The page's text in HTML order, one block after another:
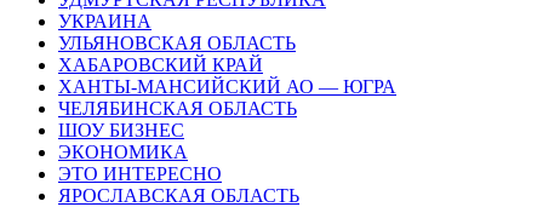
УКРАИНА
УЛЬЯНОВСКАЯ ОБЛАСТЬ
ХАБАРОВСКИЙ КРАЙ
ХАНТЫ-МАНСИЙСКИЙ АО — ЮГРА
ЧЕЛЯБИНСКАЯ ОБЛАСТЬ
ШОУ БИЗНЕС
ЭКОНОМИКА
ЭТО ИНТЕРЕСНО
ЯРОСЛАВСКАЯ ОБЛАСТЬ